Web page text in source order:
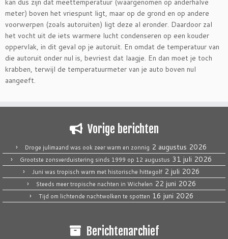
kan dus zijn dat meettemperatuur (waargenomen op anderhalve
meter) boven het vriespunt ligt, maar op de grond en op andere
voorwerpen (zoals autoruiten) ligt deze al eronder. Daardoor zal
het vocht uit de iets warmere lucht condenseren op een kouder
oppervlak, in dit geval op je autoruit. En omdat de temperatuur van
die autoruit onder nul is, bevriest dat laagje. En dan moet je toch
krabben, terwijl de temperatuurmeter van je auto boven nul
aangeeft.
Vorige berichten
Droge julimaand was ook zeer warm en zonnig 2 augustus 2026
Grootste zonsverduistering sinds 1999 op 12 augustus 31 juli 2026
Juni was tropisch warm met historische hittegolf 2 juli 2026
Steeds meer tropische nachten in Wichelen 22 juni 2026
Tijd om lichtende nachtwolken te spotten 16 juni 2026
Berichtenarchief